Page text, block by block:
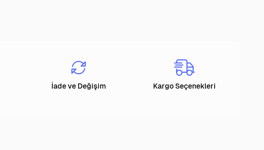
İade ve Değişim Kargo Seçenekleri